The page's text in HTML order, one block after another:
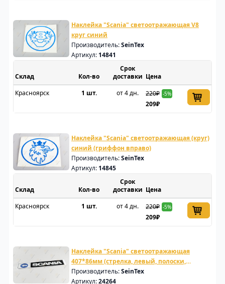
Наклейка "Scania" светоотражающая V8
круг синий
Производитель:SeinTex
Артикул: 14841
Склад
Срок
доставки Цена
Красноярск
1 шт. от 4 дн. 220₽ -5%
209₽
Наклейка "Scania" светоотражающая (круг)
синий (гриффон вправо)
Производитель:SeinTex
Артикул: 14845
Склад
Срок
доставки Цена
Красноярск
1 шт. от 4 дн. 220₽ -5%
209₽
Наклейка "Scania" светоотражающая
407*86мм (стрелка, левый, полоски,
черный)
Производитель:SeinTex
Артикул:24264